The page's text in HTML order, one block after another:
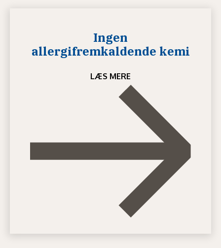
Ingen
allergifremkaldende kemi
LÆS MERE